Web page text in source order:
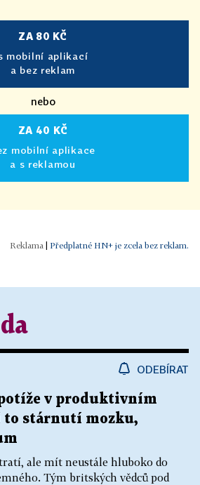
ZA 80 KČ
mobilní aplikací
a bez reklam
nebo
ZA 40 KČ
mobilní aplikace
a s reklamou
Předplatné HN+ je zcela bez reklam.
ODEBÍRAT
v produktivním
to stárnutí mozku,
ale mít neustále hluboko do
Tým britských vědců pod